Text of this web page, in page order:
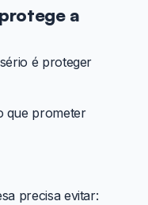
a
é proteger
que prometer
precisa evitar: